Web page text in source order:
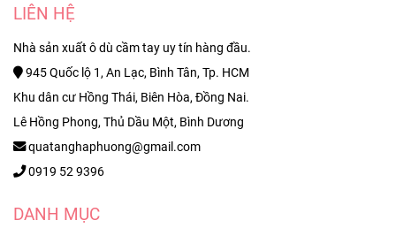
LIÊN HỆ
Nhà sản xuất ô dù cầm tay uy tín hàng đầu.
945 Quốc lộ 1, An Lạc, Bình Tân, Tp. HCM
Khu dân cư Hồng Thái, Biên Hòa, Đồng Nai.
Lê Hồng Phong, Thủ Dầu Một, Bình Dương
quatanghaphuong@gmail.com
0919 52 9396
DANH MỤC